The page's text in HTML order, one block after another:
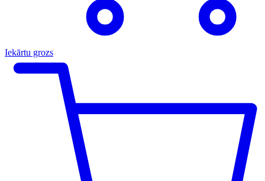
Iekārtu grozs